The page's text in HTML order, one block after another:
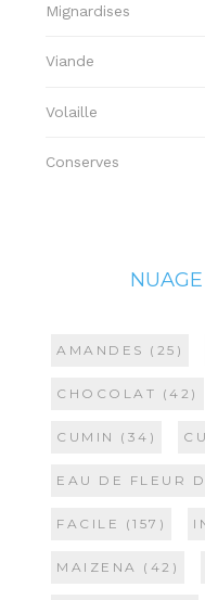
Mignardises
Viande
Volaille
Conserves
AMANDES (25)
CHOCOLAT (42)
CUMIN (34)
EAU DE FLEUR
FACILE (157)
MAIZENA (42)